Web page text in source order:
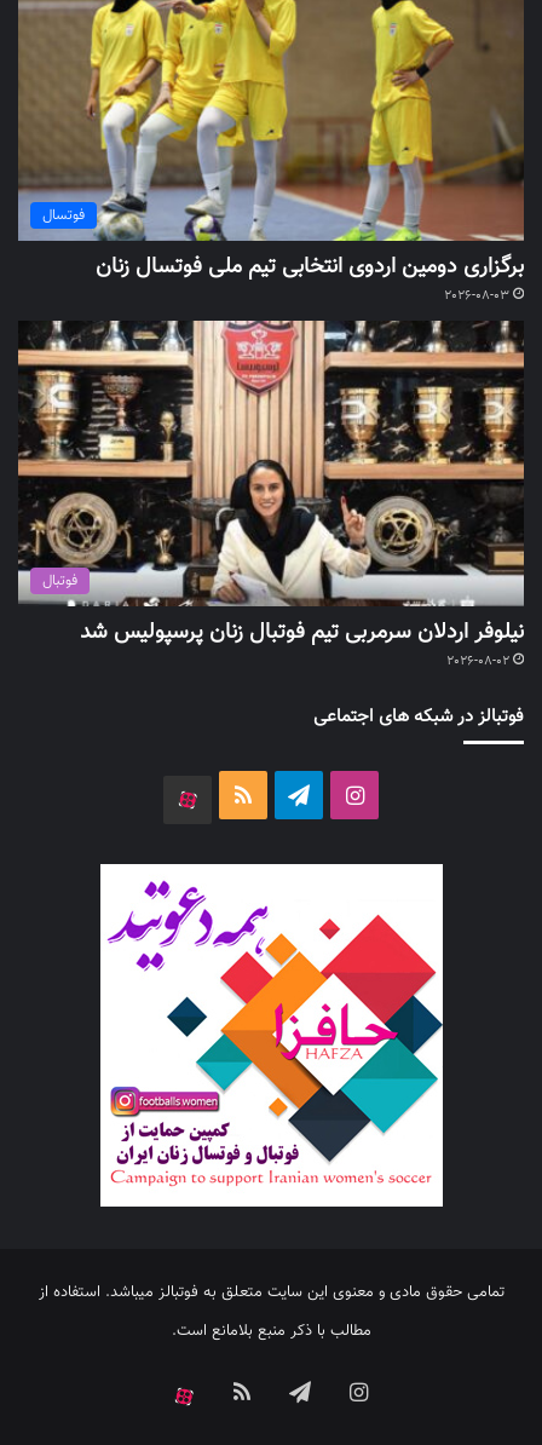
فوتسال
برگزاری دومین اردوی انتخابی تیم ملی فوتسال زنان
2026-08-03
فوتبال
نیلوفر اردلان سرمربی تیم فوتبال زنان پرسپولیس شد
2026-08-02
فوتبالز در شبکه های اجتماعی
اینستاگرامتلگرام خوراک
تمامی حقوق مادی و معنوی این سایت متعلق به فوتبالز میباشد. استفاده از
مطالب با ذکر منبع بلامانع است.
اینستاگرامتلگرام خوراک